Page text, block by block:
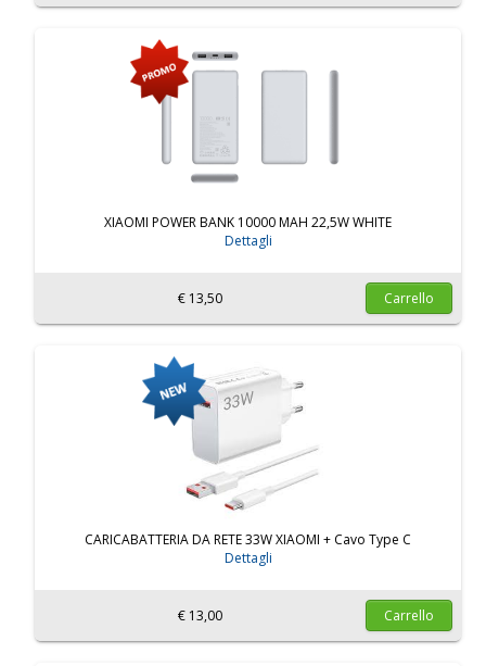
XIAOMI POWER BANK 10000 MAH 22,5W WHITE
Dettagli
€ 13,50 Carrello
CARICABATTERIA DA RETE 33W XIAOMI + Cavo Type C
Dettagli
€ 13,00 Carrello